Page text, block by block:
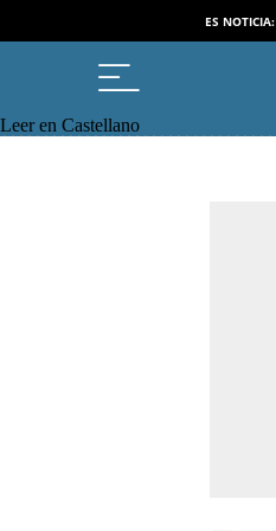
ES NOTICIA:
Leer en Castellano